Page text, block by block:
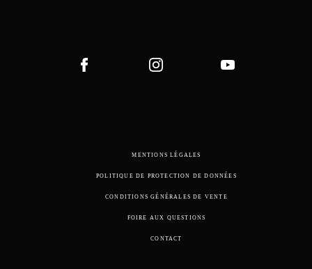
MENTIONS LÉGALES
POLITIQUE DE PROTECTION DE DONNÉES
CONDITIONS GÉNÉRALES DE VENTE
FOIRE AUX QUESTIONS
CONTACT